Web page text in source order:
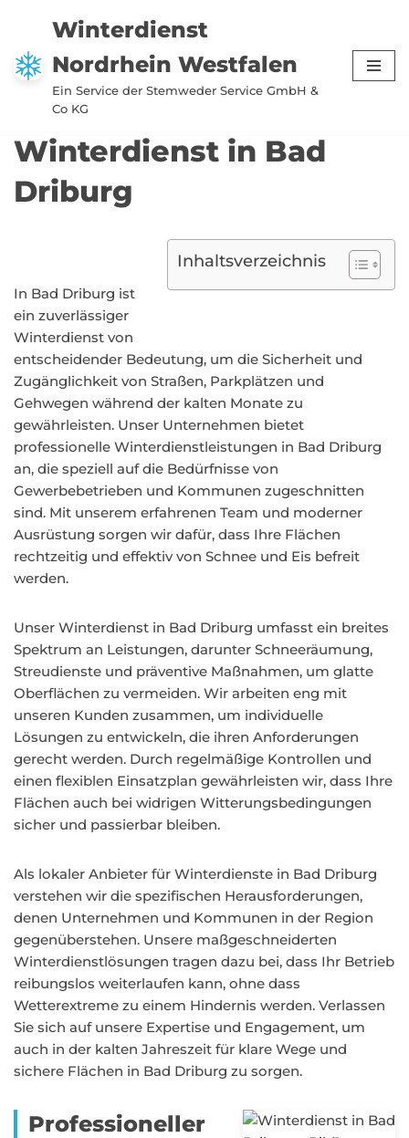
Zum
Inhalt
springen
Winterdienst
Nordrhein Westfalen
Ein Service der Stemweder Service GmbH &
Co KG
Winterdienst in Bad
Driburg
Inhaltsverzeichnis
In Bad Driburg ist
ein zuverlässiger
Winterdienst von
entscheidender Bedeutung, um die Sicherheit und
Zugänglichkeit von Straßen, Parkplätzen und
Gehwegen während der kalten Monate zu
gewährleisten. Unser Unternehmen bietet
professionelle Winterdienstleistungen in Bad Driburg
an, die speziell auf die Bedürfnisse von
Gewerbebetrieben und Kommunen zugeschnitten
sind. Mit unserem erfahrenen Team und moderner
Ausrüstung sorgen wir dafür, dass Ihre Flächen
rechtzeitig und effektiv von Schnee und Eis befreit
werden.
Unser Winterdienst in Bad Driburg umfasst ein breites
Spektrum an Leistungen, darunter Schneeräumung,
Streudienste und präventive Maßnahmen, um glatte
Oberflächen zu vermeiden. Wir arbeiten eng mit
unseren Kunden zusammen, um individuelle
Lösungen zu entwickeln, die ihren Anforderungen
gerecht werden. Durch regelmäßige Kontrollen und
einen flexiblen Einsatzplan gewährleisten wir, dass Ihre
Flächen auch bei widrigen Witterungsbedingungen
sicher und passierbar bleiben.
Als lokaler Anbieter für Winterdienste in Bad Driburg
verstehen wir die spezifischen Herausforderungen,
denen Unternehmen und Kommunen in der Region
gegenüberstehen. Unsere maßgeschneiderten
Winterdienstlösungen tragen dazu bei, dass Ihr Betrieb
reibungslos weiterlaufen kann, ohne dass
Wetterextreme zu einem Hindernis werden. Verlassen
Sie sich auf unsere Expertise und Engagement, um
auch in der kalten Jahreszeit für klare Wege und
sichere Flächen in Bad Driburg zu sorgen.
Professioneller